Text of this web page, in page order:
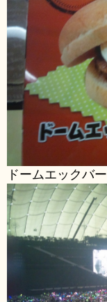
ドームエックバ